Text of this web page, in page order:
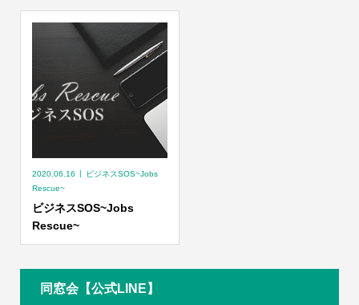
2020.06.16
ビジネスSOS~Jobs
Rescue~
ビジネスSOS~Jobs
Rescue~
同窓会【公式LINE】